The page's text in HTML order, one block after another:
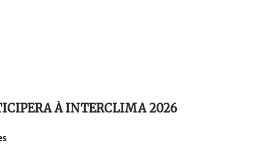
À INTERCLIMA 2026